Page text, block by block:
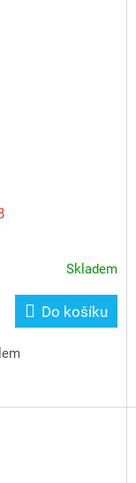
Skladem
Do košíku